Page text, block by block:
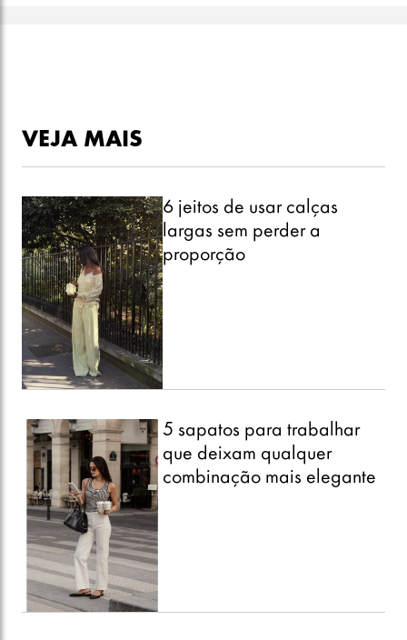
VEJA MAIS
6 jeitos de usar calças
largas sem perder a
proporção
5 sapatos para trabalhar
que deixam qualquer
combinação mais elegante